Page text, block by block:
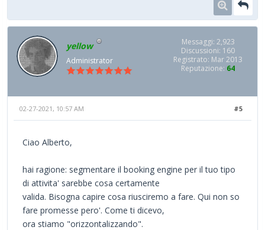
yellow
Administrator
Messaggi: 2,923
Discussioni: 160
Registrato: Mar 2013
Reputazione: 64
#5
02-27-2021, 10:57 AM
Ciao Alberto,
hai ragione: segmentare il booking engine per il tuo tipo
di attivita' sarebbe cosa certamente
valida. Bisogna capire cosa riusciremo a fare. Qui non so
fare promesse pero'. Come ti dicevo,
ora stiamo "orizzontalizzando".